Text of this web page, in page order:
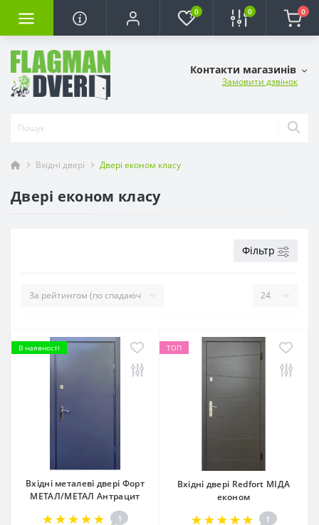
0 0 0
Контакти магазинів
Замовити дзвінок
Вхідні двері Двері економ класу
Двері економ класу
Фільтр
В наявності
Вхідні металеві двері Форт
МЕТАЛ/МЕТАЛ Антрацит
1
ТОП
Вхідні двері Redfort МІДА
економ
1